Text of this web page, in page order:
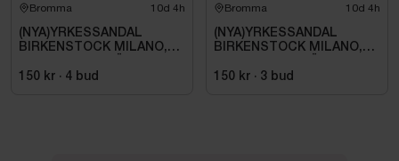
Bromma 10d 4h
(NYA)YRKESSANDAL
BIRKENSTOCK MILANO,
SVART. STL 42
150 kr · 4 bud
Bromma 10d 4h
(NYA)YRKESSANDAL
BIRKENSTOCK MILANO,
SVART. STL 42
150 kr · 3 bud